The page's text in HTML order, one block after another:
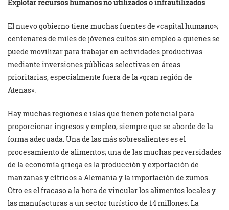
Explotar recursos humanos no utilizados o infrautilizados
El nuevo gobierno tiene muchas fuentes de «capital humano»;
centenares de miles de jóvenes cultos sin empleo a quienes se
puede movilizar para trabajar en actividades productivas
mediante inversiones públicas selectivas en áreas
prioritarias, especialmente fuera de la «gran región de
Atenas».
Hay muchas regiones e islas que tienen potencial para
proporcionar ingresos y empleo, siempre que se aborde de la
forma adecuada. Una de las más sobresalientes es el
procesamiento de alimentos; una de las muchas perversidades
de la economía griega es la producción y exportación de
manzanas y cítricos a Alemania y la importación de zumos.
Otro es el fracaso a la hora de vincular los alimentos locales y
las manufacturas a un sector turístico de 14 millones. La